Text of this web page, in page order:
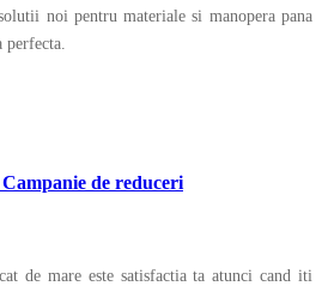
noi pentru materiale si manopera pana
perfecta.
de reduceri
de mare este satisfactia ta atunci cand iti